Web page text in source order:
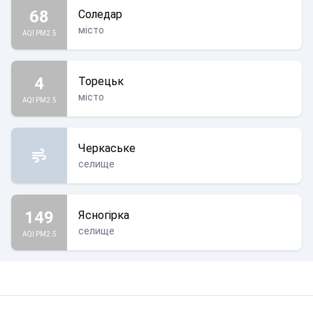
68
AQI PM2.5
Соледар
місто
4
AQI PM2.5
Торецьк
місто
Черкаське
селище
149
AQI PM2.5
Ясногірка
селище